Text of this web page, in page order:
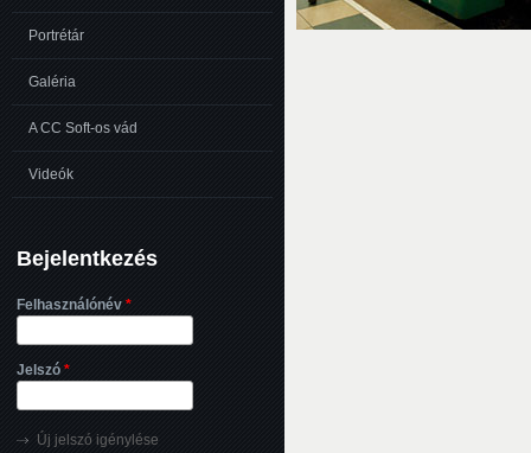
Portrétár
Galéria
A CC Soft-os vád
Videók
Bejelentkezés
Felhasználónév *
Jelszó *
Új jelszó igénylése